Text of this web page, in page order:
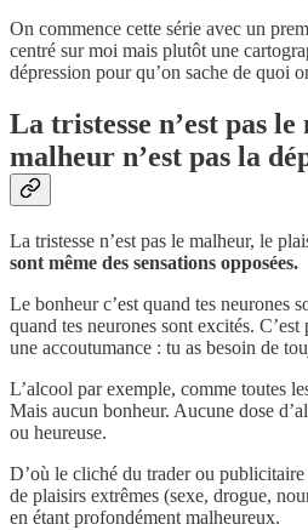
On commence cette série avec un
centré sur moi mais plutôt une
dépression pour qu’on sache de quoi
La tristesse n’est pas
malheur n’est pas la
La tristesse n’est pas le malheur, le
sont même des sensations opposées.
Le bonheur c’est quand tes neurones
quand tes neurones sont excités.
une accoutumance : tu as besoin de
L’alcool par exemple, comme toutes
Mais aucun bonheur. Aucune dose
ou heureuse.
D’où le cliché du trader ou
de plaisirs extrêmes (sexe, drogue,
en étant profondément malheureux.